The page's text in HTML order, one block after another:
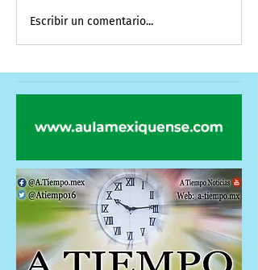
Escribir un comentario...